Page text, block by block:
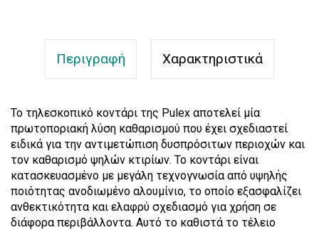
Περιγραφή Χαρακτηριστικά
Το τηλεσκοπικό κοντάρι της Pulex αποτελεί μία
πρωτοποριακή λύση καθαρισμού που έχει σχεδιαστεί
ειδικά για την αντιμετώπιση δυσπρόσιτων περιοχών και
τον καθαρισμό ψηλών κτιρίων. Το κοντάρι είναι
κατασκευασμένο με μεγάλη τεχνογνωσία από υψηλής
ποιότητας ανοδιωμένο αλουμίνιο, το οποίο εξασφαλίζει
ανθεκτικότητα και ελαφρύ σχεδιασμό για χρήση σε
διάφορα περιβάλλοντα. Αυτό το καθιστά το τέλειο